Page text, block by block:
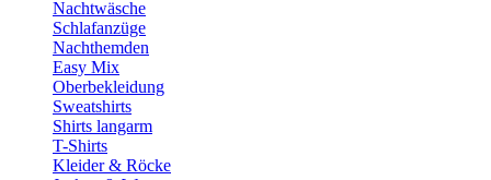
Nachtwäsche
Schlafanzüge
Nachthemden
Easy Mix
Oberbekleidung
Sweatshirts
Shirts langarm
T-Shirts
Kleider & Röcke